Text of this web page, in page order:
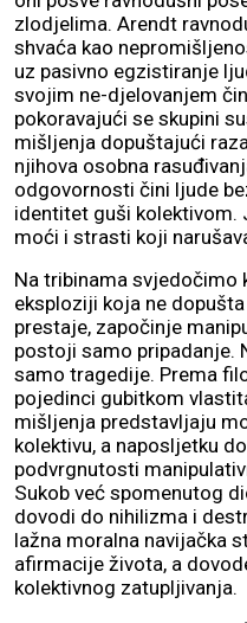
zlodjelima. Arendt
shvaća kao
uz pasivno egzistiranje
svojim ne-djelovanjem
pokoravajući se skupini
mišljenja dopuštajući
njihova osobna
odgovornosti čini ljude
identitet guši
moći i strasti koji
Na tribinama svjedočimo
eksploziji koja ne
prestaje, započinje
postoji samo pripadanje.
samo tragedije. Prema
pojedinci gubitkom
mišljenja predstavljaju
kolektivu, a naposljetku
podvrgnutosti
Sukob već spomenutog
dovodi do nihilizma i
lažna moralna navijačka
afirmacije života, a
kolektivnog zatupljivanja.